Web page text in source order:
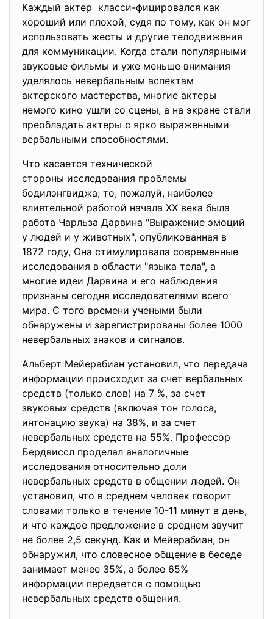
Каждый актер класси-фицировался как
хороший или плохой, судя по тому, как он мог
использовать жесты и другие телодвижения
для коммуникации. Когда стали популярными
звуковые фильмы и уже меньше внимания
уделялось невербальным аспектам
актерского мастерства, многие актеры
немого кино ушли со сцены, а на экране стали
преобладать актеры с ярко выраженными
вербальными способностями.
Что касается технической
стороны исследования проблемы
бодилэнгвиджа; то, пожалуй, наиболее
влиятельной работой начала XX века была
работа Чарльза Дарвина "Выражение эмоций
у людей и у животных", опубликованная в
1872 году, Она стимулировала современные
исследования в области "языка тела", а
многие идеи Дарвина и его наблюдения
признаны сегодня исследователями всего
мира. С того времени учеными были
обнаружены и зарегистрированы более 1000
невербальных знаков и сигналов.
Альберт Мейерабиан установил, что передача
информации происходит за счет вербальных
средств (только слов) на 7 %, за счет
звуковых средств (включая тон голоса,
интонацию звука) на 38%, и за счет
невербальных средств на 55%. Профессор
Бердвиссл проделал аналогичные
исследования относительно доли
невербальных средств в общении людей. Он
установил, что в среднем человек говорит
словами только в течение 10-11 минут в день,
и что каждое предложение в среднем звучит
не более 2,5 секунд. Как и Мейерабиан, он
обнаружил, что словесное общение в беседе
занимает менее 35%, а более 65%
информации передается с помощью
невербальных средств общения.